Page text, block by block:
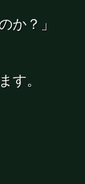
か？」
す。